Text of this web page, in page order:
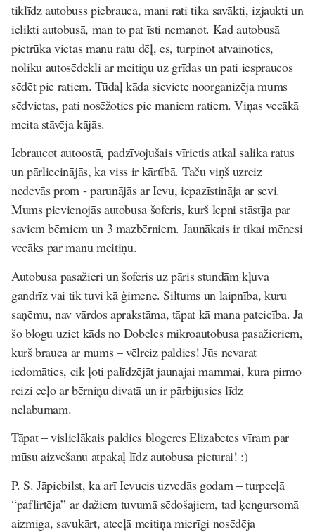
tiklīdz autobuss piebrauca, mani rati tika savākti, izjaukti un
ielikti autobusā, man to pat īsti nemanot. Kad autobusā
pietrūka vietas manu ratu dēļ, es, turpinot atvainoties,
noliku autosēdekli ar meitiņu uz grīdas un pati iespraucos
sēdēt pie ratiem.Tūdaļ kāda sieviete noorganizēja mums
sēdvietas, pati nosēžoties pie maniem ratiem. Viņas vecākā
meita stāvēja kājās.
Iebraucot autoostā, padzīvojušais vīrietis atkal salika ratus
un pārliecinājās, ka viss ir kārtībā. Taču viņš uzreiz
nedevās prom - parunājās ar Ievu, iepazīstināja ar sevi.
Mums pievienojās autobusa šoferis, kurš lepni stāstīja par
saviem bērniem un 3 mazbērniem. Jaunākais ir tikai mēnesi
vecāks par manu meitiņu.
Autobusa pasažieri un šoferis uz pāris stundām kļuva
gandrīz vai tik tuvi kā ģimene. Siltums un laipnība, kuru
saņēmu, nav vārdos aprakstāma, tāpat kā mana pateicība. Ja
šo blogu uziet kāds no Dobeles mikroautobusa pasažieriem,
kurš brauca ar mums – vēlreiz paldies! Jūs nevarat
iedomāties, cik ļoti palīdzējāt jaunajai mammai, kura pirmo
reizi ceļo ar bērniņu divatā un ir pārbijusies līdz
nelabumam.
Tāpat – vislielākais paldies blogeres Elizabetes vīram par
mūsu aizvešanu atpakaļ līdz autobusa pieturai! :)
P. S. Jāpiebilst, ka arī Ievucis uzvedās godam – turpceļā
“paflirtēja” ar dažiem tuvumā sēdošajiem, tad ķengursomā
aizmiga, savukārt, atceļā meitiņa mierīgi nosēdēja